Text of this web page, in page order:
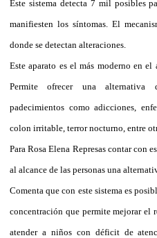
Este sistema detecta 7 mil posibles
manifiesten los síntomas. El
donde se detectan alteraciones.
Este aparato es el más moderno en
Permite ofrecer una alternativa
padecimientos como adicciones,
colon irritable, terror nocturno, entre
Para Rosa Elena Represas contar con
al alcance de las personas una
Comenta que con este sistema es
concentración que permite mejorar el
atender a niños con déficit de